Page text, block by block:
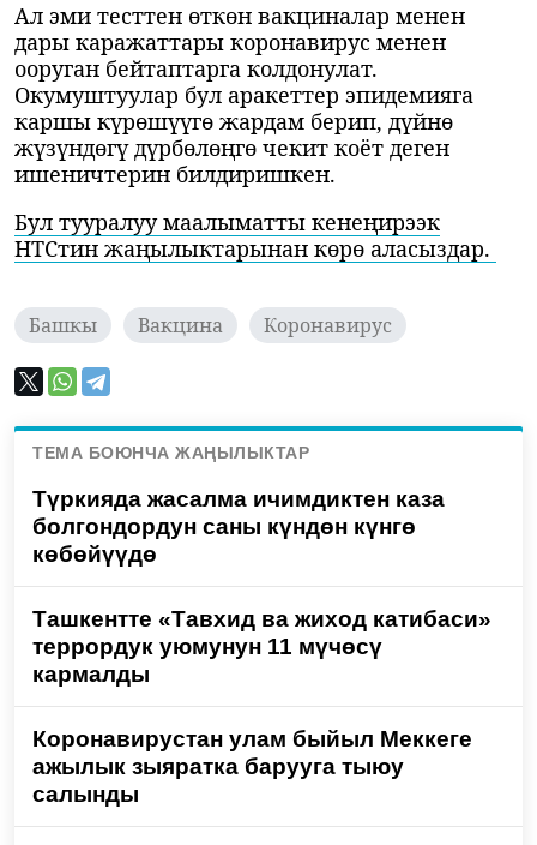
Ал эми тесттен өткөн вакциналар менен
дары каражаттары коронавирус менен
ооруган бейтаптарга колдонулат.
Окумуштуулар бул аракеттер эпидемияга
каршы күрөшүүгө жардам берип, дүйнө
жүзүндөгү дүрбөлөңгө чекит коёт деген
ишеничтерин билдиришкен.
Бул тууралуу маалыматты кенеңирээк
НТСтин жаңылыктарынан көрө аласыздар.
Башкы Вакцина Коронавирус
ТЕМА БОЮНЧА ЖАҢЫЛЫКТАР
Түркияда жасалма ичимдиктен каза
болгондордун саны күндөн күнгө
көбөйүүдө
Ташкентте «Тавхид ва жиход катибаси»
террордук уюмунун 11 мүчөсү
кармалды
Коронавирустан улам быйыл Меккеге
ажылык зыяратка барууга тыюу
салынды